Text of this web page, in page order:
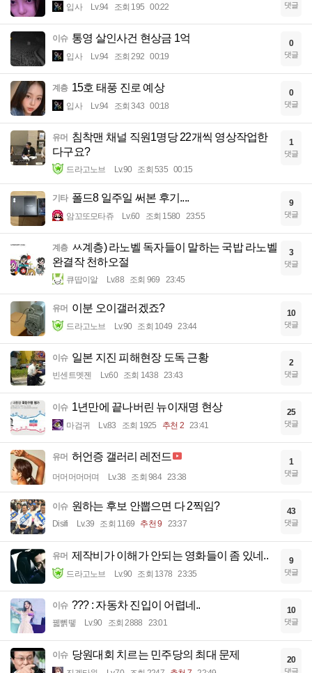
입사 Lv.94 조회 195 00:22 댓글
이슈 통영 살인사건 현상금 1억
입사 Lv.94 조회 292 00:19
0
댓글
계층 15호 태풍 진로 예상
입사 Lv.94 조회 343 00:18
0
댓글
유머 침착맨 채널 직원1명당 22개씩 영상작업한
다구요?
드라고노브 Lv.90 조회 535 00:15
1
댓글
기타 폴드8 일주일 써본 후기....
암꼬또모타쥬 Lv.60 조회 1580 23:55
9
댓글
계층 ㅆ계층) 라노벨 독자들이 말하는 국밥 라노벨
완결작 천하오절
큐땁이알 Lv.88 조회 969 23:45
3
댓글
유머 이분 오이갤러겠죠?
드라고노브 Lv.90 조회 1049 23:44
10
댓글
이슈 일본 지진 피해현장 도독 근황
빈센트멧젠 Lv.60 조회 1438 23:43
2
댓글
이슈 1년만에 끝나버린 뉴이재명 현상
마검귀 Lv.83 조회 1925 추천 2 23:41
25
댓글
유머 허언증 갤러리 레전드
머머머머머며 Lv.38 조회 984 23:38
1
댓글
이슈 원하는 후보 안뽑으면 다 2찍임?
Disifi Lv.39 조회 1169 추천 9 23:37
43
댓글
유머 제작비가 이해가 안되는 영화들이 좀 있네..
드라고노브 Lv.90 조회 1378 23:35
9
댓글
이슈 ??? : 자동차 진입이 어렵네..
꿻뻵뗗 Lv.90 조회 2888 23:01
10
댓글
이슈 당원대회 치르는 민주당의 최대 문제 20
댓글